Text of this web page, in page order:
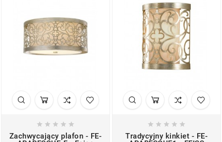
    
Zachwycający plafon - FE-
    
Tradycyjny kinkiet - FE-